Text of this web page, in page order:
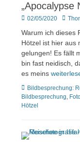
„Apocalypse
Veröffentlicht
02/05/2020 Author
Warum ich dieses
Hötzel ist hier aus
gelungen! Es fällt
bin fast neidisch,
es meins
Kategorien
Bildbesprechung:
Bildbesprechung,
Hötzel